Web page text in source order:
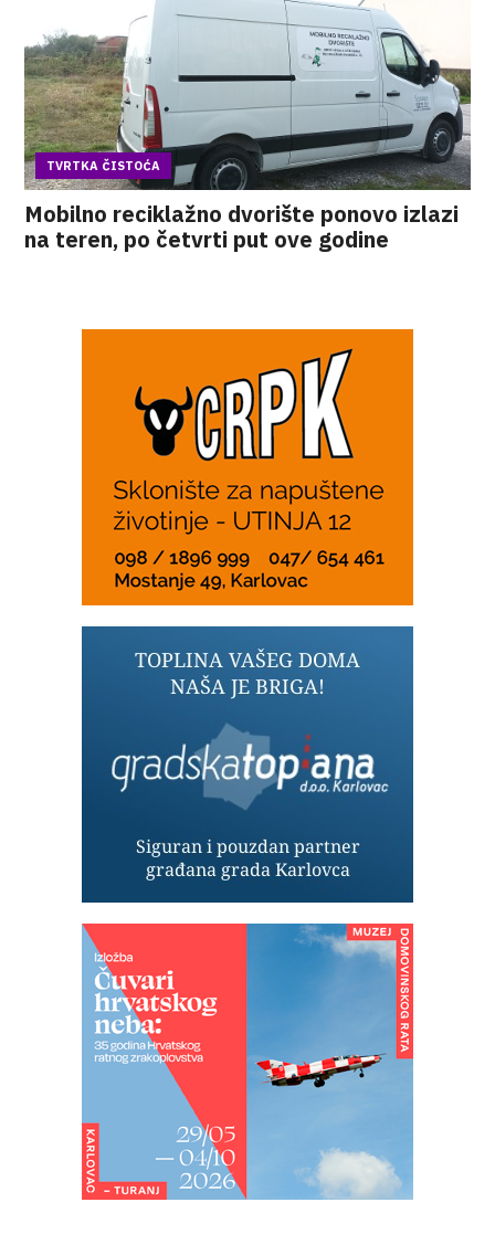
TVRTKA ČISTOĆA
Mobilno reciklažno dvorište ponovo izlazi
na teren, po četvrti put ove godine